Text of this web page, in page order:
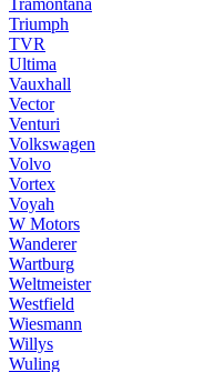
Triumph
TVR
Ultima
Vauxhall
Vector
Venturi
Volkswagen
Volvo
Vortex
Voyah
W Motors
Wanderer
Wartburg
Weltmeister
Westfield
Wiesmann
Willys
Wuling